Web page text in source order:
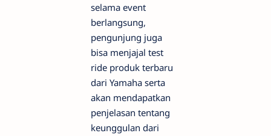
selama event
berlangsung,
pengunjung juga
bisa menjajal test
ride produk terbaru
dari Yamaha serta
akan mendapatkan
penjelasan tentang
keunggulan dari